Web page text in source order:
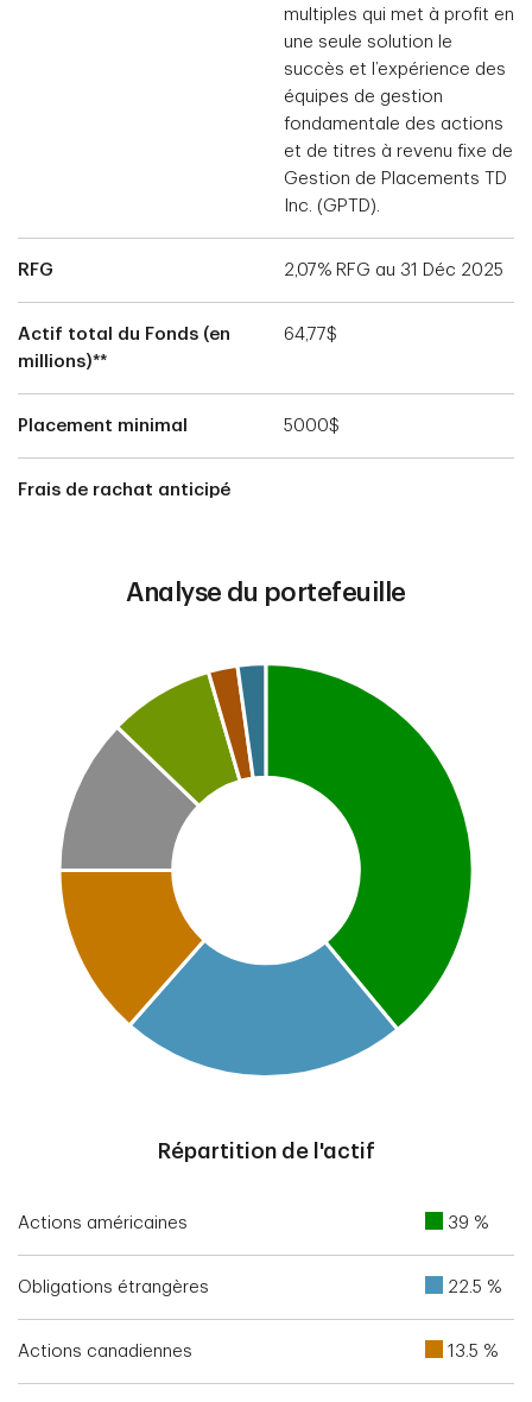
multiples qui met à profit en
une seule solution le
succès et l’expérience des
équipes de gestion
fondamentale des actions
et de titres à revenu fixe de
Gestion de Placements TD
Inc. (GPTD).
RFG 2,07% RFG au 31 Déc 2025
Actif total du Fonds (en
millions)**
64,77$
Placement minimal 5000$
Frais de rachat anticipé
Analyse du portefeuille
Pie chart with 7 slices.
This is a portfolio analysis pie chart
Répartition de l'actif
Actions américaines 39 %
Obligations étrangères 22.5 %
Actions canadiennes 13.5 %